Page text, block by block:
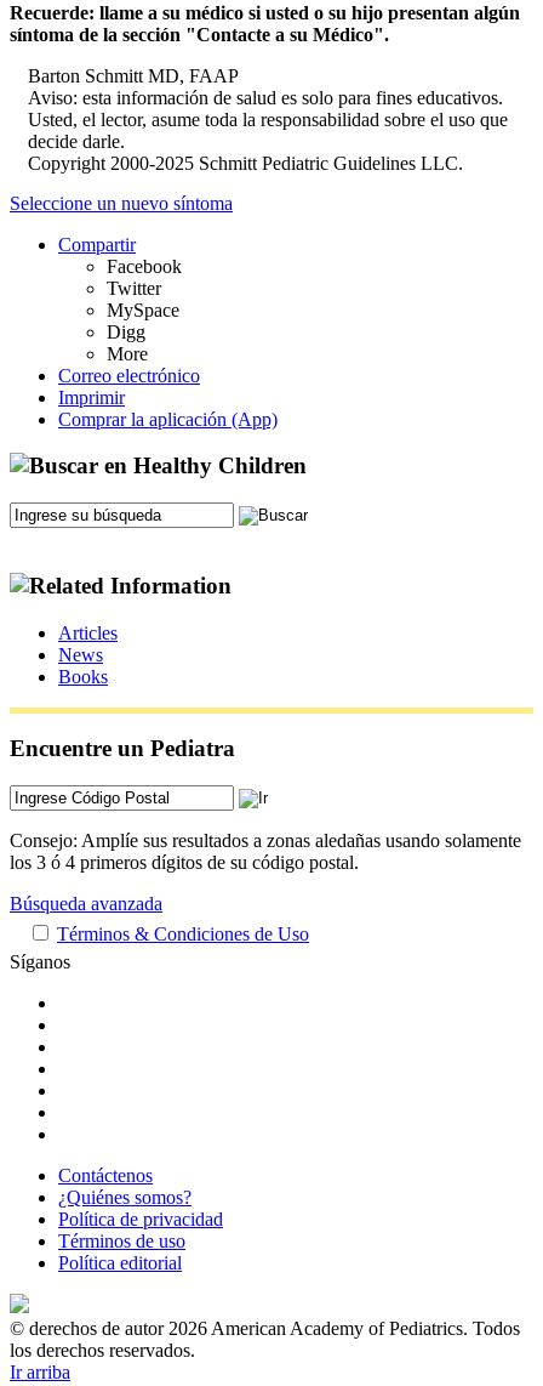
Recuerde: llame a su médico si usted o su hijo presentan algún
síntoma de la sección "Contacte a su Médico".
Barton Schmitt MD, FAAP
Aviso: esta información de salud es solo para fines educativos.
Usted, el lector, asume toda la responsabilidad sobre el uso que
decide darle.
Copyright 2000-2025 Schmitt Pediatric Guidelines LLC.
Seleccione un nuevo síntoma
Compartir
Facebook
Twitter
MySpace
Digg
More
Correo electrónico
Imprimir
Comprar la aplicación (App)
Articles
News
Books
Encuentre un Pediatra
Consejo: Amplíe sus resultados a zonas aledañas usando solamente
los 3 ó 4 primeros dígitos de su código postal.
Búsqueda avanzada
Términos & Condiciones de Uso
Síganos
Contáctenos
¿Quiénes somos?
Política de privacidad
Términos de uso
Política editorial
© derechos de autor 2026 American Academy of Pediatrics. Todos
los derechos reservados.
Ir arriba